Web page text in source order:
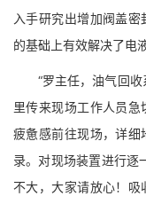
入手研究出增加阀盖
的基础上有效解决了电
“罗主任，油气回收
里传来现场工作人员
疲惫感前往现场，详
录。对现场装置进行逐
不大，大家请放心！吸